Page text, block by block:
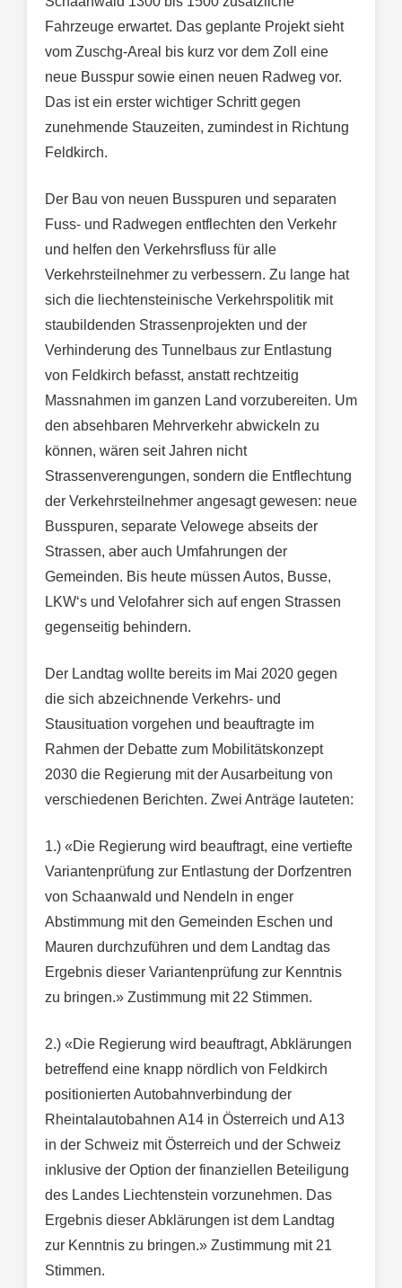
Fahrzeuge erwartet. Das geplante Projekt sieht
vom Zuschg-Areal bis kurz vor dem Zoll eine
neue Busspur sowie einen neuen Radweg vor.
Das ist ein erster wichtiger Schritt gegen
zunehmende Stauzeiten, zumindest in Richtung
Feldkirch.
Der Bau von neuen Busspuren und separaten
Fuss- und Radwegen entflechten den Verkehr
und helfen den Verkehrsfluss für alle
Verkehrsteilnehmer zu verbessern. Zu lange hat
sich die liechtensteinische Verkehrspolitik mit
staubildenden Strassenprojekten und der
Verhinderung des Tunnelbaus zur Entlastung
von Feldkirch befasst, anstatt rechtzeitig
Massnahmen im ganzen Land vorzubereiten. Um
den absehbaren Mehrverkehr abwickeln zu
können, wären seit Jahren nicht
Strassenverengungen, sondern die Entflechtung
der Verkehrsteilnehmer angesagt gewesen: neue
Busspuren, separate Velowege abseits der
Strassen, aber auch Umfahrungen der
Gemeinden. Bis heute müssen Autos, Busse,
LKW‘s und Velofahrer sich auf engen Strassen
gegenseitig behindern.
Der Landtag wollte bereits im Mai 2020 gegen
die sich abzeichnende Verkehrs- und
Stausituation vorgehen und beauftragte im
Rahmen der Debatte zum Mobilitätskonzept
2030 die Regierung mit der Ausarbeitung von
verschiedenen Berichten. Zwei Anträge lauteten:
1.) «Die Regierung wird beauftragt, eine vertiefte
Variantenprüfung zur Entlastung der Dorfzentren
von Schaanwald und Nendeln in enger
Abstimmung mit den Gemeinden Eschen und
Mauren durchzuführen und dem Landtag das
Ergebnis dieser Variantenprüfung zur Kenntnis
zu bringen.» Zustimmung mit 22 Stimmen.
2.) «Die Regierung wird beauftragt, Abklärungen
betreffend eine knapp nördlich von Feldkirch
positionierten Autobahnverbindung der
Rheintalautobahnen A14 in Österreich und A13
in der Schweiz mit Österreich und der Schweiz
inklusive der Option der finanziellen Beteiligung
des Landes Liechtenstein vorzunehmen. Das
Ergebnis dieser Abklärungen ist dem Landtag
zur Kenntnis zu bringen.» Zustimmung mit 21
Stimmen.